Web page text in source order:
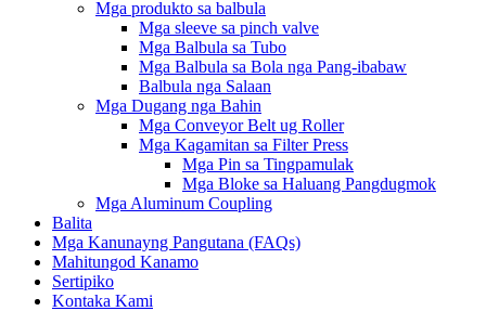
Mga produkto sa balbula
Mga sleeve sa pinch valve
Mga Balbula sa Tubo
Mga Balbula sa Bola nga Pang-ibabaw
Balbula nga Salaan
Mga Dugang nga Bahin
Mga Conveyor Belt ug Roller
Mga Kagamitan sa Filter Press
Mga Pin sa Tingpamulak
Mga Bloke sa Haluang Pangdugmok
Mga Aluminum Coupling
Balita
Mga Kanunayng Pangutana (FAQs)
Mahitungod Kanamo
Sertipiko
Kontaka Kami